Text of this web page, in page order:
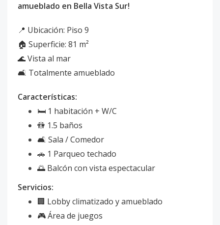
amueblado en Bella Vista Sur!
📍 Ubicación: Piso 9
🏠 Superficie: 81 m²
🌊 Vista al mar
🛋️ Totalmente amueblado
Características:
🛏️ 1 habitación + W/C
🚻 1.5 baños
🛋️ Sala / Comedor
🚗 1 Parqueo techado
🌅 Balcón con vista espectacular
Servicios:
🏢 Lobby climatizado y amueblado
🎮 Área de juegos